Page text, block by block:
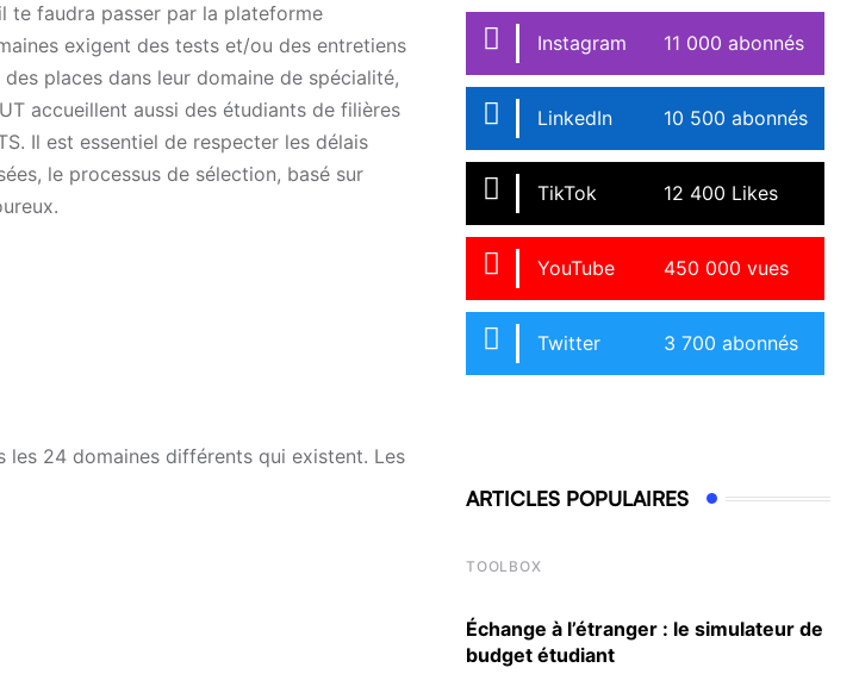
te faudra passer par la plateforme
exigent des tests et/ou des entretiens
places dans leur domaine de spécialité,
accueillent aussi des étudiants de filières
Il est essentiel de respecter les délais
le processus de sélection, basé sur
les 24 domaines différents qui existent. Les
Instagram 11 000 abonnés
LinkedIn 10 500 abonnés
TikTok 12 400 Likes
YouTube 450 000 vues
Twitter 3 700 abonnés
ARTICLES POPULAIRES
TOOLBOX
Échange à l’étranger : le simulateur de
budget étudiant